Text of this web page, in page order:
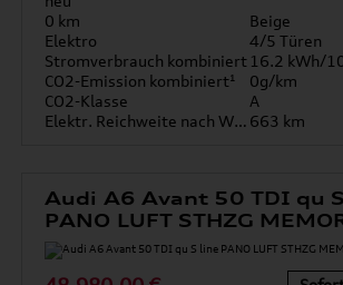
0 km
Beige
Elektro
4/5 Türen
Stromverbrauch kombiniert 16.2 kWh/
CO2-Emission kombiniert¹
0g/km
CO2-Klasse
A
Elektr. Reichweite nach WLTP* 663 km
Audi A6 Avant 50 TDI qu
PANO LUFT STHZG